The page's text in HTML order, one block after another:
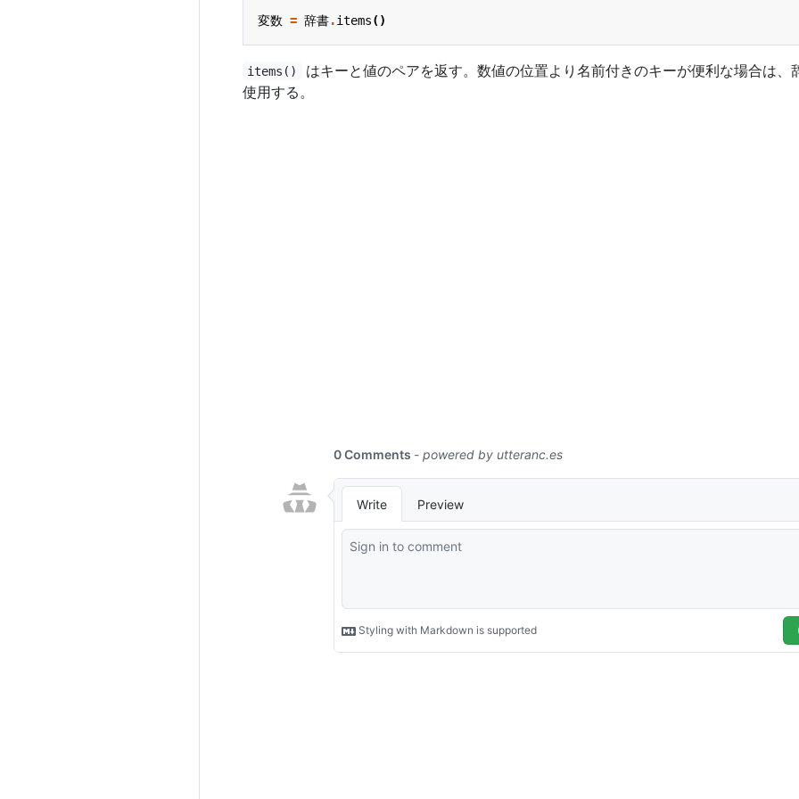
変数 = 辞書.items()
items()
はキーと値のペアを返す。数値の位置より名前付きのキーが便利な場合は、
使用する。